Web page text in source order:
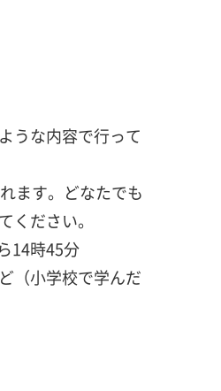
うな内容で行って
ます。どなたでも
ください。
14時45分
（小学校で学んだ